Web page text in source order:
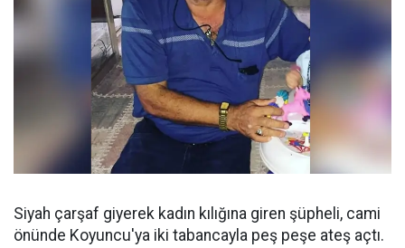
Siyah çarşaf giyerek kadın kılığına giren şüpheli, cami
önünde Koyuncu'ya iki tabancayla peş peşe ateş açtı.